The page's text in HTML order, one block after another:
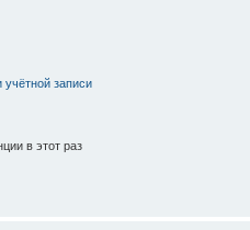
записи
в этот раз